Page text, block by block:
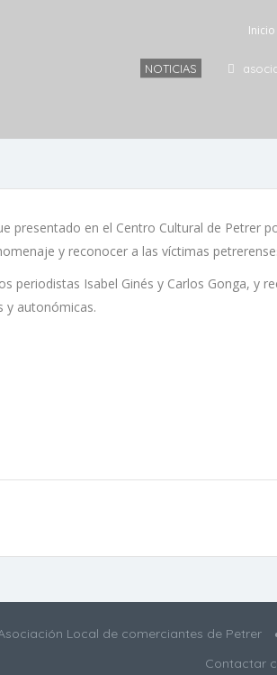
Inicio
NOTICIAS
presentado en el Centro Cultural de Petrer
y reconocer a las víctimas
periodistas Isabel Ginés y Carlos Gonga,
y autonómicas.
Local de comerciantes de Petrer
Contactar